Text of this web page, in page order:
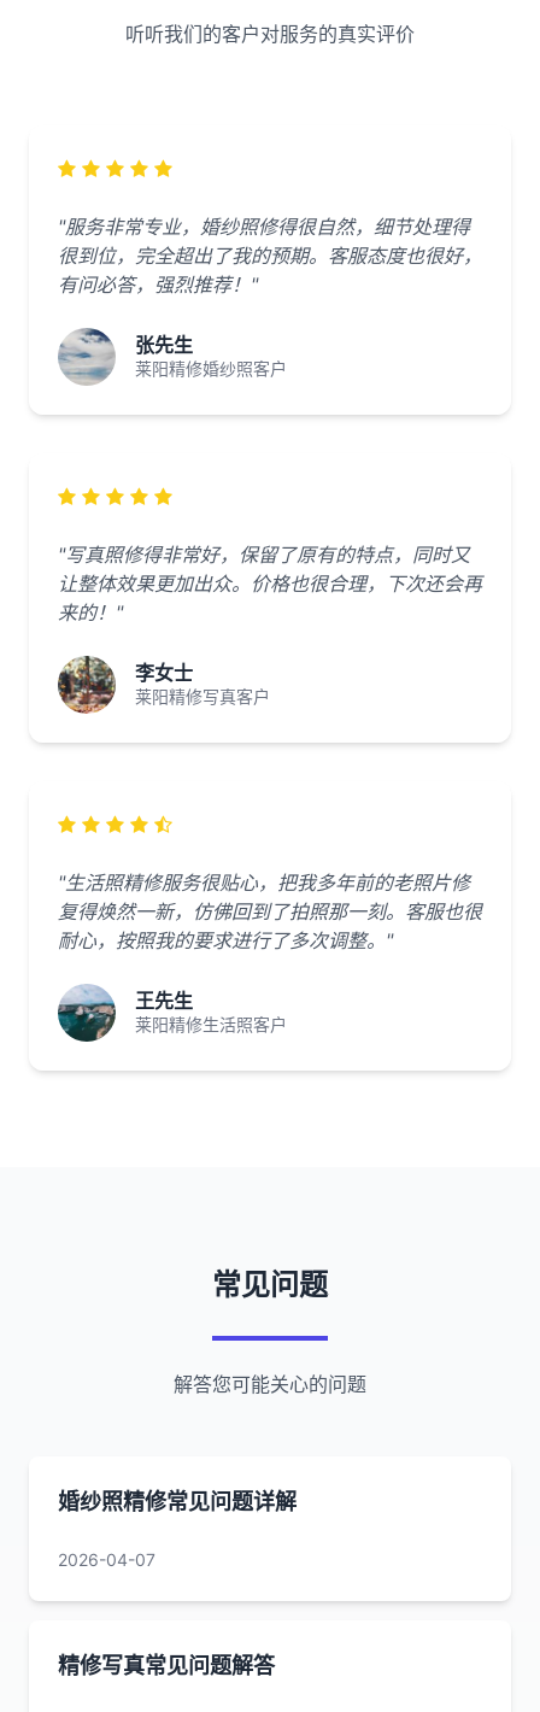
听听我们的客户对服务的真实评价
"服务非常专业，婚纱照修得很自然，细节处理得
很到位，完全超出了我的预期。客服态度也很好，
有问必答，强烈推荐！"
张先生
莱阳精修婚纱照客户
"写真照修得非常好，保留了原有的特点，同时又
让整体效果更加出众。价格也很合理，下次还会再
来的！"
李女士
莱阳精修写真客户
"生活照精修服务很贴心，把我多年前的老照片修
复得焕然一新，仿佛回到了拍照那一刻。客服也很
耐心，按照我的要求进行了多次调整。"
王先生
莱阳精修生活照客户
常见问题
解答您可能关心的问题
婚纱照精修常见问题详解
2026-04-07
精修写真常见问题解答